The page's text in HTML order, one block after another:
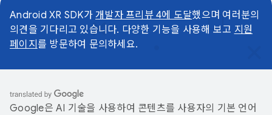
Android XR SDK가 개발자 프리뷰 4에 도달했으며 여러분의
의견을 기다리고 있습니다. 다양한 기능을 사용해 보고 지원
페이지 를 방문하여 문의하세요.
Google은 AI 기술을 사용하여 콘텐츠를 사용자의 기본 언어